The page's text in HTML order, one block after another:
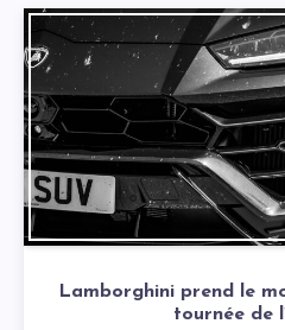
Lamborghini prend le
tournée de